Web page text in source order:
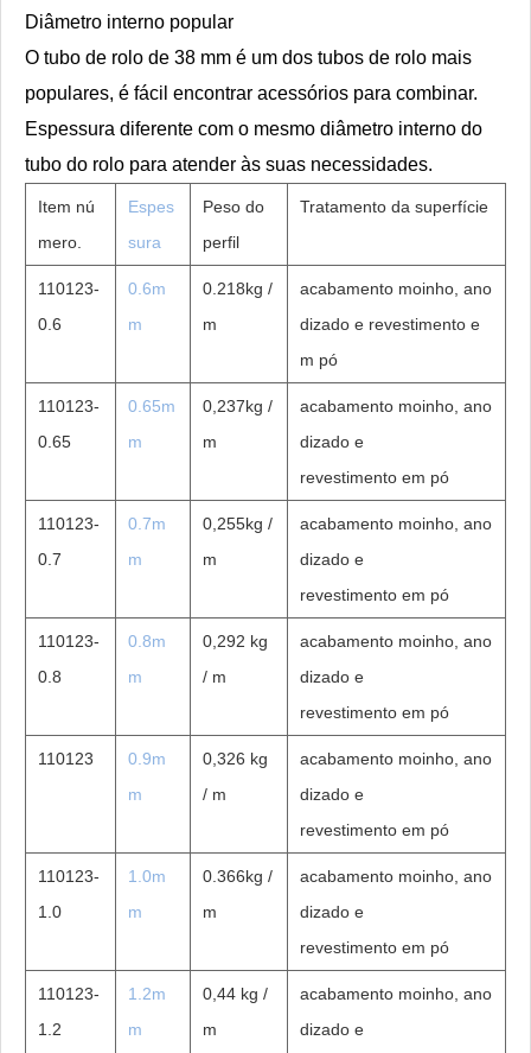
Diâmetro interno popular
O tubo de rolo de 38 mm é um dos tubos de rolo mais
populares, é fácil encontrar acessórios para combinar.
Espessura diferente com o mesmo diâmetro interno do
tubo do rolo para atender às suas necessidades.
Item nú
mero.
Espes
sura
Peso do
perfil
Tratamento da superfície
110123-
0.6
0.6m
m
0.218kg /
m
acabamento moinho, ano
dizado e revestimento e
m pó
110123-
0.65
0.65m
m
0,237kg /
m
acabamento moinho, ano
dizado e
revestimento em pó
110123-
0.7
0.7m
m
0,255kg /
m
acabamento moinho, ano
dizado e
revestimento em pó
110123-
0.8
0.8m
m
0,292 kg
/ m
acabamento moinho, ano
dizado e
revestimento em pó
110123
0.9m
m
0,326 kg
/ m
acabamento moinho, ano
dizado e
revestimento em pó
110123-
1.0
1.0m
m
0.366kg /
m
acabamento moinho, ano
dizado e
revestimento em pó
110123-
1.2
1.2m
m
0,44 kg /
m
acabamento moinho, ano
dizado e